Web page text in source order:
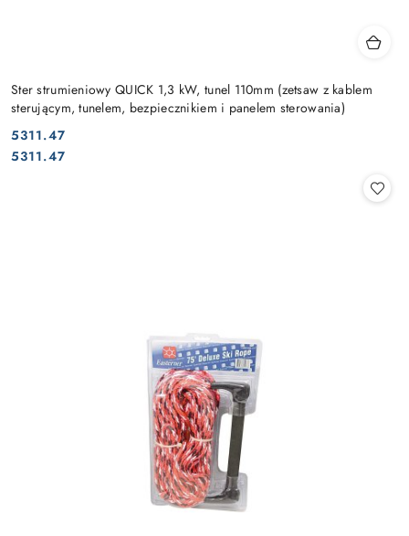
Ster strumieniowy QUICK 1,3 kW, tunel 110mm (zetsaw z kablem
sterującym, tunelem, bezpiecznikiem i panelem sterowania)
Cena:
5311.47
Cena:
5311.47